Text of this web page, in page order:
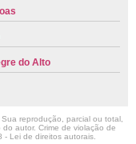
do Alto
reprodução, parcial ou total,
autor. Crime de violação de
- Lei de direitos autorais